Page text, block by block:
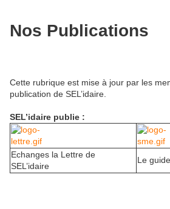
Nos Publications
Cette rubrique est mise à jour par les
publication de SEL’idaire.
SEL’idaire publie :
Echanges la Lettre de
SEL’idaire
Le